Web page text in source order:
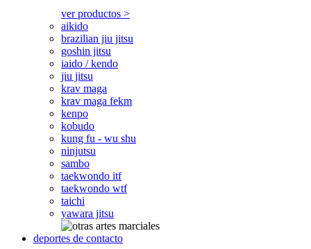
ver productos >
aikido
brazilian jiu jitsu
goshin jitsu
iaido / kendo
jiu jitsu
krav maga
krav maga fekm
kenpo
kobudo
kung fu - wu shu
ninjutsu
sambo
taekwondo itf
taekwondo wtf
taichi
yawara jitsu
deportes de contacto